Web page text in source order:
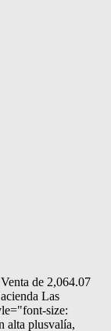
de 2,064.07
Las
size:
alta plusvalía,